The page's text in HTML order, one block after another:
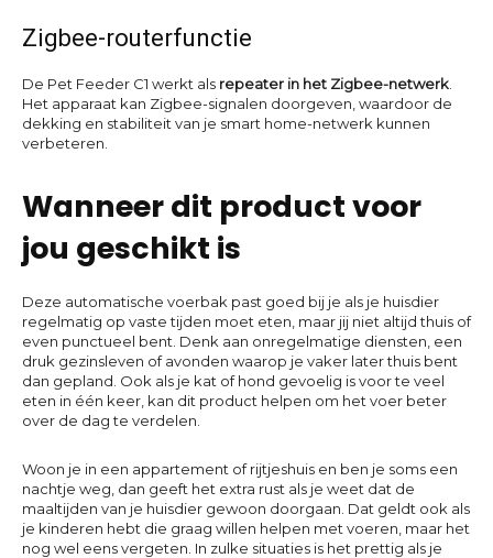
Zigbee-routerfunctie
De Pet Feeder C1 werkt als repeater in het Zigbee-netwerk
Het apparaat kan Zigbee-signalen doorgeven, waardoor de
dekking en stabiliteit van je smart home-netwerk kunnen
verbeteren.
Wanneer dit product voor
jou geschikt is
Deze automatische voerbak past goed bij je als je huisdier
regelmatig op vaste tijden moet eten, maar jij niet altijd thuis of
even punctueel bent. Denk aan onregelmatige diensten, een
druk gezinsleven of avonden waarop je vaker later thuis bent
dan gepland. Ook als je kat of hond gevoelig is voor te veel
eten in één keer, kan dit product helpen om het voer beter
over de dag te verdelen.
Woon je in een appartement of rijtjeshuis en ben je soms een
nachtje weg, dan geeft het extra rust als je weet dat de
maaltijden van je huisdier gewoon doorgaan. Dat geldt ook als
je kinderen hebt die graag willen helpen met voeren, maar het
nog wel eens vergeten. In zulke situaties is het prettig als je